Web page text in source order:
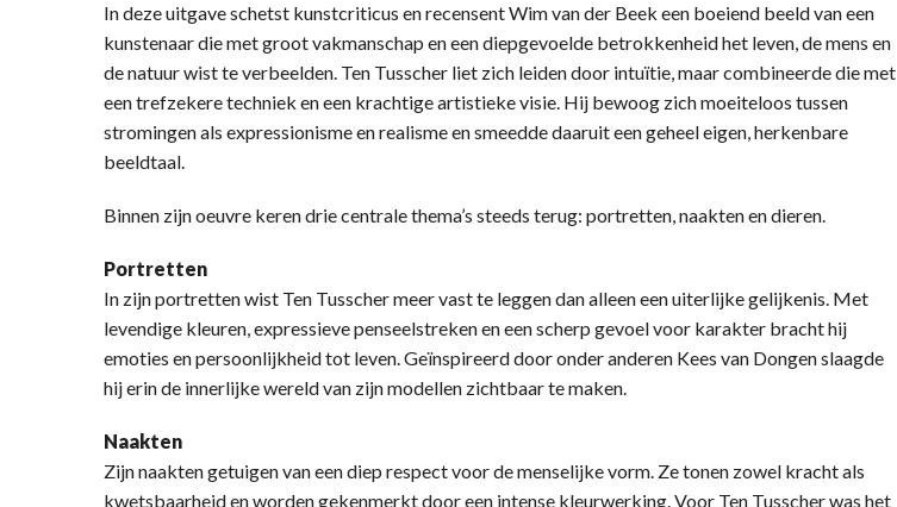
In deze uitgave schetst kunstcriticus en recensent Wim van der Beek een boeiend beeld van een
kunstenaar die met groot vakmanschap en een diepgevoelde betrokkenheid het leven, de mens en
de natuur wist te verbeelden. Ten Tusscher liet zich leiden door intuïtie, maar combineerde die met
een trefzekere techniek en een krachtige artistieke visie. Hij bewoog zich moeiteloos tussen
stromingen als expressionisme en realisme en smeedde daaruit een geheel eigen, herkenbare
beeldtaal.
Binnen zijn oeuvre keren drie centrale thema’s steeds terug: portretten, naakten en dieren.
Portretten
In zijn portretten wist Ten Tusscher meer vast te leggen dan alleen een uiterlijke gelijkenis. Met
levendige kleuren, expressieve penseelstreken en een scherp gevoel voor karakter bracht hij
emoties en persoonlijkheid tot leven. Geïnspireerd door onder anderen Kees van Dongen slaagde
hij erin de innerlijke wereld van zijn modellen zichtbaar te maken.
Naakten
Zijn naakten getuigen van een diep respect voor de menselijke vorm. Ze tonen zowel kracht als
kwetsbaarheid en worden gekenmerkt door een intense kleurwerking. Voor Ten Tusscher was het